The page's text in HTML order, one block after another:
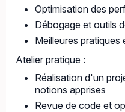
Optimisation des
Débogage et outils
Meilleures
Atelier pratique :
Réalisation d'un
notions apprises
Revue de code et